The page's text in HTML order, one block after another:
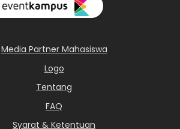
Media Partner Mahasiswa
Logo
Tentang
FAQ
Syarat & Ketentuan